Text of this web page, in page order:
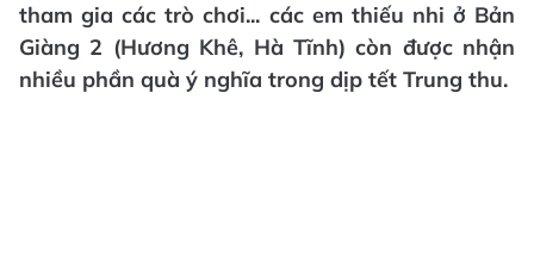
tham gia các trò chơi... các em thiếu nhi ở Bản
Giàng 2 (Hương Khê, Hà Tĩnh) còn được nhận
nhiều phần quà ý nghĩa trong dịp tết Trung thu.